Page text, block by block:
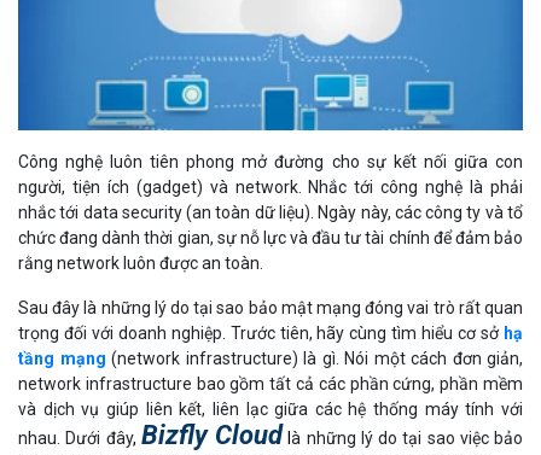
người, tiện ích (gadget) và network. Nhắc tới công nghệ là phải
nhắc tới data security (an toàn dữ liệu). Ngày này, các công ty và tổ
chức đang dành thời gian, sự nỗ lực và đầu tư tài chính để đảm bảo
rằng network luôn được an toàn.
trọng đối với doanh nghiệp. Trước tiên, hãy cùng tìm hiểu cơ sởhạ
tầng mạng(network infrastructure) là gì. Nói một cách đơn giản,
network infrastructure bao gồm tất cả các phần cứng, phần mềm
và dịch vụ giúp liên kết, liên lạc giữa các hệ thống máy tính với
nhau. Dưới đây, Bizfly Cloud là những lý do tại sao việc bảo
mật cơ sở hạ tầng rất quan trọng đối với doanh nghiệp của bạn.